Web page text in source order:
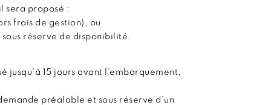
sera proposé :
frais de gestion), ou
réserve de disponibilité.
jusqu’à 15 jours avant l’embarquement,
préalable et sous réserve d’un